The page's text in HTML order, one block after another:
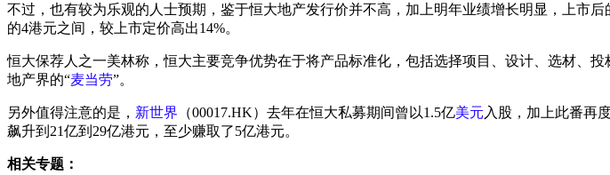
不过，也有较为乐观的人士预期，鉴于恒大地产发行价并不高，加上明年业绩增长明显，上市
的4港元之间，较上市定价高出14%。
恒大保荐人之一美林称，恒大主要竞争优势在于将产品标准化，包括选择项目、设计、选材、
地产界的“麦当劳”。
另外值得注意的是， 新世界 （00017.HK）去年在恒大私募期间曾以1.5亿美元 入股，加上此番再
飙升到21亿到29亿港元，至少赚取了5亿港元。
相关专题：